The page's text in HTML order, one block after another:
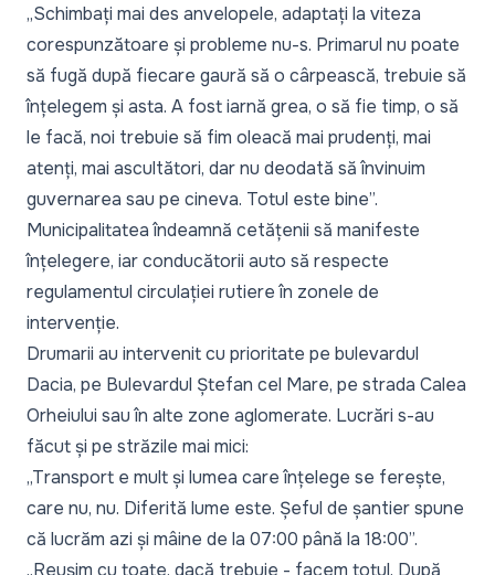
„Schimbați mai des anvelopele, adaptați la viteza
corespunzătoare și probleme nu-s. Primarul nu poate
să fugă după fiecare gaură să o cârpească, trebuie să
înțelegem și asta. A fost iarnă grea, o să fie timp, o să
le facă, noi trebuie să fim oleacă mai prudenți, mai
atenți, mai ascultători, dar nu deodată să învinuim
guvernarea sau pe cineva. Totul este bine”.
Municipalitatea îndeamnă cetățenii să manifeste
înțelegere, iar conducătorii auto să respecte
regulamentul circulației rutiere în zonele de
intervenție.
Drumarii au intervenit cu prioritate pe bulevardul
Dacia, pe Bulevardul Ștefan cel Mare, pe strada Calea
Orheiului sau în alte zone aglomerate. Lucrări s-au
făcut și pe străzile mai mici:
„Transport e mult și lumea care înțelege se ferește,
care nu, nu. Diferită lume este. Șeful de șantier spune
că lucrăm azi și mâine de la 07:00 până la 18:00”.
„Reușim cu toate, dacă trebuie - facem totul. După